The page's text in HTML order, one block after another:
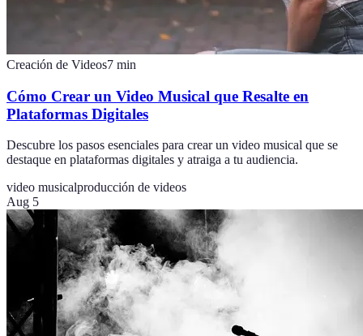
Creación de Videos7 min
Cómo Crear un Video Musical que Resalte en
Plataformas Digitales
Descubre los pasos esenciales para crear un video musical que se
destaque en plataformas digitales y atraiga a tu audiencia.
video musicalproducción de videos
Aug 5